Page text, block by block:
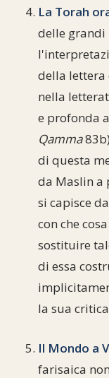
La Torah
delle grandi
della lettera
nella
e profonda
Qamma
di questa
da Maslin a
si capisce
con che
sostituire
di essa
la sua
Il Mondo a
farisaica